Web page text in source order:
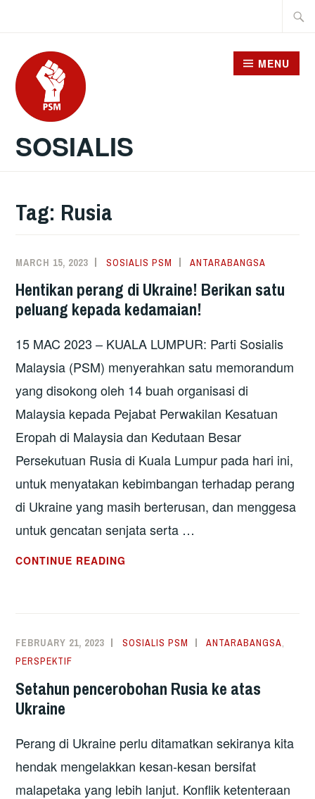
content
SOSIALIS
MENU
Tag: Rusia
MARCH 15, 2023 SOSIALIS PSM ANTARABANGSA
Hentikan perang di Ukraine! Berikan satu
peluang kepada kedamaian!
15 MAC 2023 – KUALA LUMPUR: Parti Sosialis
Malaysia (PSM) menyerahkan satu memorandum
yang disokong oleh 14 buah organisasi di
Malaysia kepada Pejabat Perwakilan Kesatuan
Eropah di Malaysia dan Kedutaan Besar
Persekutuan Rusia di Kuala Lumpur pada hari ini,
untuk menyatakan kebimbangan terhadap perang
di Ukraine yang masih berterusan, dan menggesa
untuk gencatan senjata serta …
CONTINUE READING
KEPADA
FEBRUARY 21, 2023 SOSIALIS PSM ANTARABANGSA,
PERSPEKTIF
Setahun pencerobohan Rusia ke atas
Ukraine
Perang di Ukraine perlu ditamatkan sekiranya kita
hendak mengelakkan kesan-kesan bersifat
malapetaka yang lebih lanjut. Konflik ketenteraan